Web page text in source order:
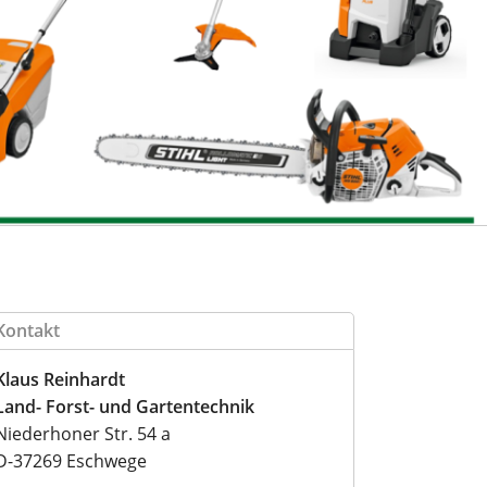
Reinhardt
Forst- und Gartentechnik
Str. 54 a
-37269 Eschwege